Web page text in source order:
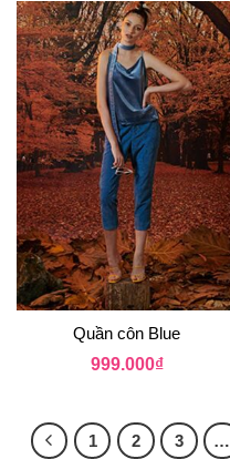
Quần côn Blue
999.000₫
1 2 3 …